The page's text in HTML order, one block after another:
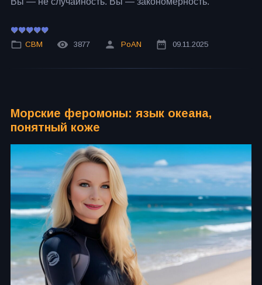
СВМ 3877 PoAN 09.11.2025
Морские феромоны: язык океана,
понятный коже